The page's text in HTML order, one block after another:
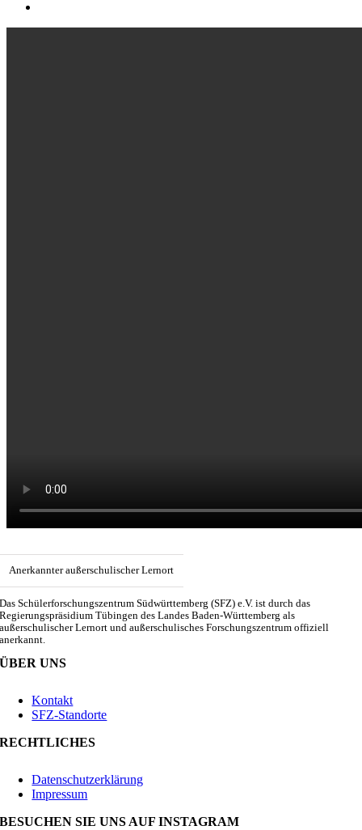
Anerkannter außerschulischer Lernort
Das Schülerforschungszentrum Südwürttemberg (SFZ) e.V. ist durch das
Regierungspräsidium Tübingen des Landes Baden-Württemberg als
außerschulischer Lernort und außerschulisches Forschungszentrum offiziell
anerkannt.
ÜBER UNS
Kontakt
SFZ-Standorte
RECHTLICHES
Datenschutzerklärung
Impressum
BESUCHEN SIE UNS AUF INSTAGRAM